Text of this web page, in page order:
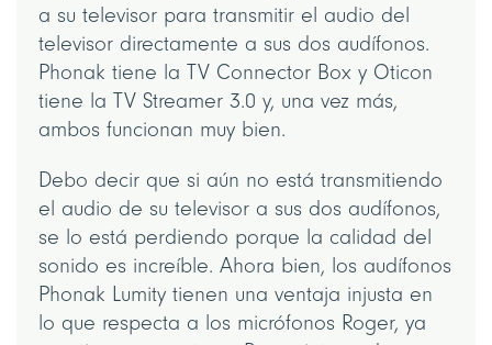
a su televisor para transmitir el audio del
televisor directamente a sus dos audífonos.
Phonak tiene la TV Connector Box y Oticon
tiene la TV Streamer 3.0 y, una vez más,
ambos funcionan muy bien.
Debo decir que si aún no está transmitiendo
el audio de su televisor a sus dos audífonos,
se lo está perdiendo porque la calidad del
sonido es increíble. Ahora bien, los audífonos
Phonak Lumity tienen una ventaja injusta en
lo que respecta a los micrófonos Roger, ya